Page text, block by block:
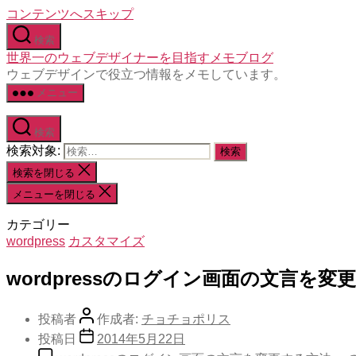
コンテンツへスキップ
検索
世界一のウェブデザイナーを目指すメモブログ
ウェブデザインで役立つ情報をメモしています。
メニュー
検索
検索対象:
検索を閉じる
メニューを閉じる
カテゴリー
wordpress カスタマイズ
wordpressのログイン画面の文言を変
投稿者 作成者: チョチョポリス
投稿日
2014年5月22日